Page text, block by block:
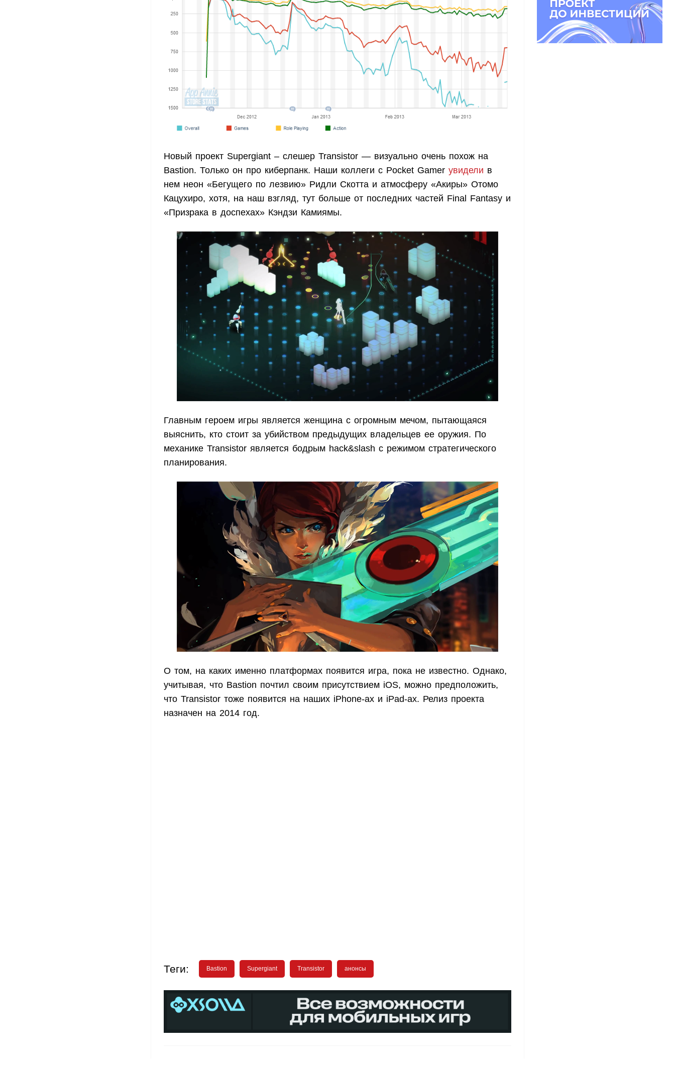
Новый проект Supergiant – слешер Transistor — визуально очень похож на
Bastion. Только он про киберпанк. Наши коллеги с Pocket Gamer увидели в
нем неон «Бегущего по лезвию» Ридли Скотта и атмосферу «Акиры» Отомо
Кацухиро, хотя, на наш взгляд, тут больше от последних частей Final Fantasy и
«Призрака в доспехах» Кэндзи Камиямы.
Главным героем игры является женщина с огромным мечом, пытающаяся
выяснить, кто стоит за убийством предыдущих владельцев ее оружия. По
механике Transistor является бодрым hack&slash с режимом стратегического
планирования.
О том, на каких именно платформах появится игра, пока не известно. Однако,
учитывая, что Bastion почтил своим присутствием iOS, можно предположить,
что Transistor тоже появится на наших iPhone-ах и iPad-ах. Релиз проекта
назначен на 2014 год.
Теги: Bastion Supergiant Transistor анонсы